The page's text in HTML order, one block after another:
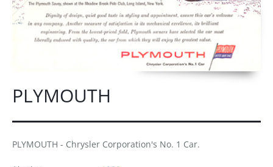
PLYMOUTH
PLYMOUTH - Chrysler Corporation's No. 1 Car.